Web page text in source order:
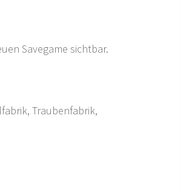
Savegame sichtbar.
Traubenfabrik,